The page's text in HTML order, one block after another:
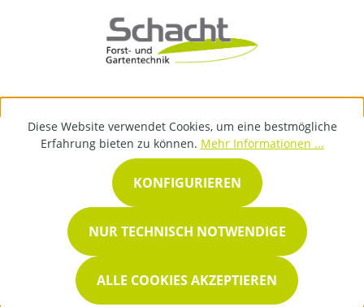
Diese Website verwendet Cookies, um eine bestmögliche
Erfahrung bieten zu können. Mehr Informationen ...
NUR TECHNISCH NOTWENDIGE
KONFIGURIEREN
ALLE COOKIES AKZEPTIEREN